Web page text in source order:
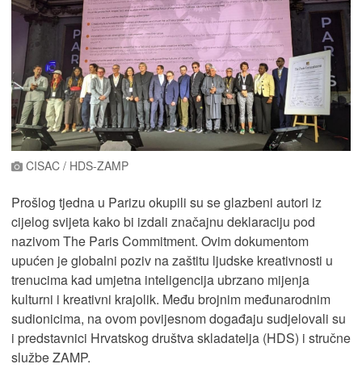
CISAC / HDS-ZAMP
Prošlog tjedna u Parizu okupili su se glazbeni autori iz
cijelog svijeta kako bi izdali značajnu deklaraciju pod
nazivom The Paris Commitment. Ovim dokumentom
upućen je globalni poziv na zaštitu ljudske kreativnosti u
trenucima kad umjetna inteligencija ubrzano mijenja
kulturni i kreativni krajolik. Među brojnim međunarodnim
sudionicima, na ovom povijesnom događaju sudjelovali su
i predstavnici Hrvatskog društva skladatelja (HDS) i stručne
službe ZAMP.